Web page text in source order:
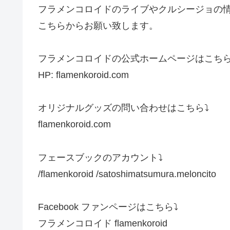
フラメンコロイドのライブやクルシージョの
こちらからお願い致します。
フラメンコロイドの公式ホームページはこち
HP: flamenkoroid.com
オリジナルグッズの問い合わせはこちら⤵︎
flamenkoroid.com
フェースブックのアカウント⤵︎
/flamenkoroid /satoshimatsumura.meloncito
Facebook ファンページはこちら⤵︎
フラメンコロイド flamenkoroid